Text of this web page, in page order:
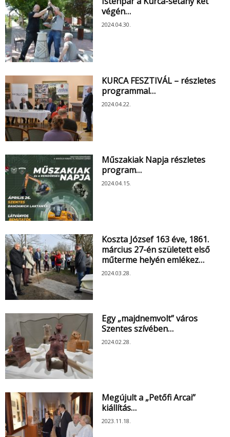
végén…
2024.04.30.
KURCA FESZTIVÁL – részletes
programmal…
2024.04.22.
Műszakiak Napja részletes
program…
2024.04.15.
Koszta József 163 éve, 1861.
március 27-én született első
műterme helyén emlékez…
2024.03.28.
Egy „majdnemvolt” város
Szentes szívében…
2024.02.28.
Megújult a „Petőfi Arcai”
kiállítás…
2023.11.18.